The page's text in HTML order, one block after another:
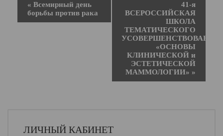
« Всемирный день
борьбы против рака
41-я
ВСЕРОССИЙСКАЯ
ШКОЛА
ТЕМАТИЧЕСКОГО
УСОВЕРШЕНСТВОВАНИЯ
«ОСНОВЫ
КЛИНИЧЕСКОЙ и
ЭСТЕТИЧЕСКОЙ
МАММОЛОГИИ» »
ЛИЧНЫЙ КАБИНЕТ